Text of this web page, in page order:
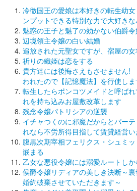
冷徹国王の愛娘は本好きの転生幼
ンプットできる特別な力で大好き
魅惑の王子と魅了の効かない伯爵
辺境領主令嬢の白い結婚
追放された元聖女ですが、宿屋の
祈りの織姫は恋をする
貴方達には後悔さえもさせません!
われたので【記憶魔法】を行使しま
転生したらポンコツメイドと呼ば
れを持ち込みお屋敷改革します
残念令嬢パトリシアの逆襲
イチャつくのに邪魔だからとパー
れなら不労所得目指して賃貸経営い
腹黒次期宰相フェリクス・シュミ
嵌まる
乙女な悪役令嬢には溺愛ルートし
侯爵令嬢リディアの美しき決断～
婚約破棄させていただきます～